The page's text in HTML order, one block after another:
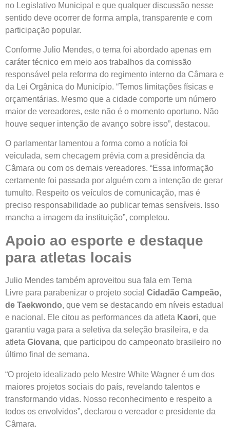
no Legislativo Municipal e que qualquer discussão nesse
sentido deve ocorrer de forma ampla, transparente e com
participação popular.
Conforme Julio Mendes, o tema foi abordado apenas em
caráter técnico em meio aos trabalhos da comissão
responsável pela reforma do regimento interno da Câmara e
da Lei Orgânica do Município. “Temos limitações físicas e
orçamentárias. Mesmo que a cidade comporte um número
maior de vereadores, este não é o momento oportuno. Não
houve sequer intenção de avanço sobre isso”, destacou.
O parlamentar lamentou a forma como a notícia foi
veiculada, sem checagem prévia com a presidência da
Câmara ou com os demais vereadores. “Essa informação
certamente foi passada por alguém com a intenção de gerar
tumulto. Respeito os veículos de comunicação, mas é
preciso responsabilidade ao publicar temas sensíveis. Isso
mancha a imagem da instituição”, completou.
Apoio ao esporte e destaque
para atletas locais
Julio Mendes também aproveitou sua fala em Tema
Livre para parabenizar o projeto social Cidadão Campeão,
de Taekwondo, que vem se destacando em níveis estadual
e nacional. Ele citou as performances da atleta Kaori, que
garantiu vaga para a seletiva da seleção brasileira, e da
atleta Giovana, que participou do campeonato brasileiro no
último final de semana.
“O projeto idealizado pelo Mestre White Wagner é um dos
maiores projetos sociais do país, revelando talentos e
transformando vidas. Nosso reconhecimento e respeito a
todos os envolvidos”, declarou o vereador e presidente da
Câmara.